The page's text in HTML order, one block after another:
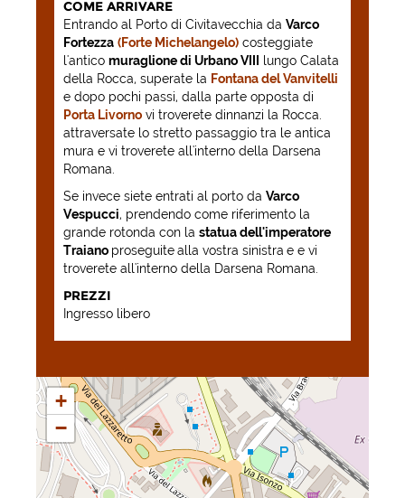
COME ARRIVARE
Entrando al Porto di Civitavecchia da Varco
Fortezza (Forte Michelangelo) costeggiate
l'antico muraglione di Urbano VIII
lungo Calata
della Rocca, superate la Fontana del Vanvitelli
e dopo pochi passi, dalla parte opposta di
Porta Livorno vi troverete dinnanzi la Rocca.
attraversate lo stretto passaggio tra le antica
mura e vi troverete all'interno della Darsena
Romana.
Se invece siete entrati al porto da Varco
Vespucci, prendendo come riferimento la
grande rotonda con la statua dell'imperatore
Traiano proseguitealla vostra sinistra e e vi
troverete all'interno della Darsena Romana.
PREZZI
Ingresso libero
+
−